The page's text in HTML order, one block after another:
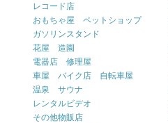
レコード店
おもちゃ屋 ペットショップ
ガソリンスタンド
花屋 造園
電器店 修理屋
車屋 バイク店 自転車屋
温泉 サウナ
レンタルビデオ
その他物販店